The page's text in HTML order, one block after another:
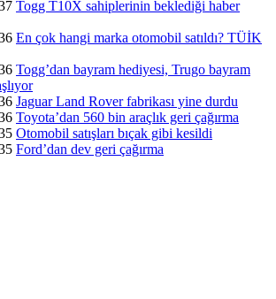
Togg T10X sahiplerinin beklediği haber
En çok hangi marka otomobil satıldı? TÜİK
Togg’dan bayram hediyesi, Trugo bayram
Jaguar Land Rover fabrikası yine durdu
Toyota’dan 560 bin araçlık geri çağırma
Otomobil satışları bıçak gibi kesildi
Ford’dan dev geri çağırma